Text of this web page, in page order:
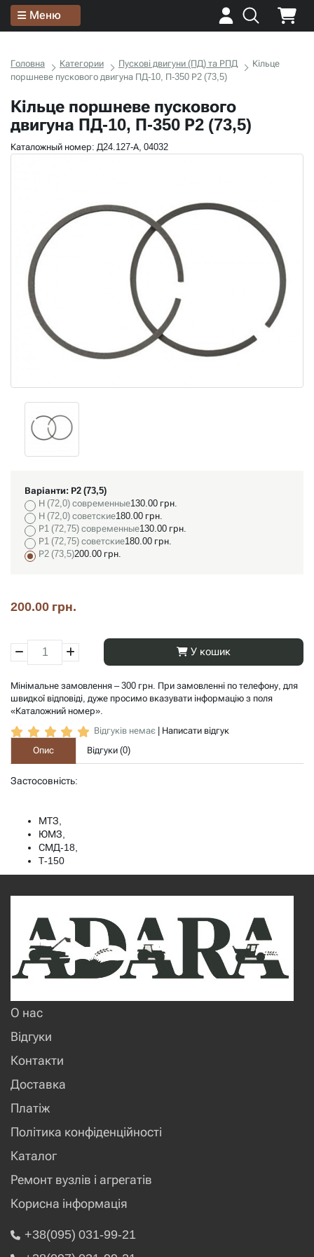
Меню
Головна Категории Пускові двигуни (ПД) та РПД
Кільце
поршневе пускового двигуна ПД-10, П-350 Р2 (73,5)
Кільце поршневе пускового
двигуна ПД-10, П-350 Р2 (73,5)
Каталожный номер: Д24.127-А, 04032
Варіанти: Р2 (73,5)
Н (72,0) современные130.00 грн.
Н (72,0) советские180.00 грн.
Р1 (72,75) современные130.00 грн.
Р1 (72,75) советские180.00 грн.
Р2 (73,5)200.00 грн.
200.00 грн.
У кошик
Мінімальне замовлення – 300 грн. При замовленні по телефону, для
швидкої відповіді, дуже просимо вказувати інформацію з поля
«Каталожний номер».
Відгуків немає
Написати відгук
Опис
Відгуки (0)
Застосовність:
МТЗ,
ЮМЗ,
СМД-18,
Т-150
О нас
Відгуки
Контакти
Доставка
Платіж
Політика конфіденційності
Каталог
Ремонт вузлів і агрегатів
Корисна інформація
+38(095) 031-99-21